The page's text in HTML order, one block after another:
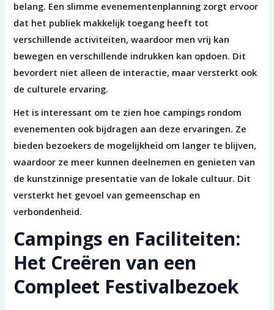
belang. Een slimme evenementenplanning zorgt ervoor
dat het publiek makkelijk toegang heeft tot
verschillende activiteiten, waardoor men vrij kan
bewegen en verschillende indrukken kan opdoen. Dit
bevordert niet alleen de interactie, maar versterkt ook
de culturele ervaring.
Het is interessant om te zien hoe campings rondom
evenementen ook bijdragen aan deze ervaringen. Ze
bieden bezoekers de mogelijkheid om langer te blijven,
waardoor ze meer kunnen deelnemen en genieten van
de kunstzinnige presentatie van de lokale cultuur. Dit
versterkt het gevoel van gemeenschap en
verbondenheid.
Campings en Faciliteiten:
Het Creëren van een
Compleet Festivalbezoek